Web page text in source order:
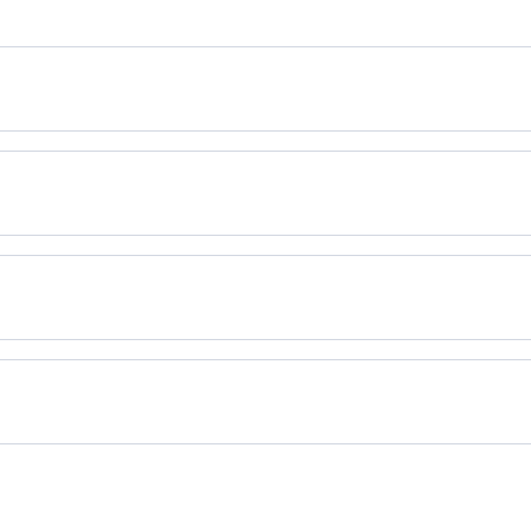
Cushion w odcieniu 21W Natural Ivory. Zapewnia
które dbają o nawilżenie i odżywienie skóry. Podkład
DIOXIDE, TRIDECYL TRIMELLITATE, GLYCERIN,
MALATE, PROPYLENE GLYCOL DIBENZOATE, 1,2-
TRICETEARETH-4 PHOSPHATE, GLYCOL STEARATE, VP/
PHYTOSTERYL/ISOSTEARYL/CETYL/STEARYL/BEHENYL
PARFUM, ALUMINUM DIMYRISTATE, SODIUM LAUROYL
aplikatora. Rozprowadzić cienką warstwę na